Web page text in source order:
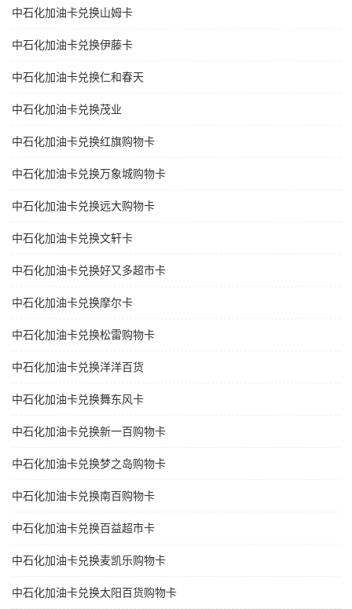
中石化加油卡兑换山姆卡
中石化加油卡兑换伊藤卡
中石化加油卡兑换仁和春天
中石化加油卡兑换茂业
中石化加油卡兑换红旗购物卡
中石化加油卡兑换万象城购物卡
中石化加油卡兑换远大购物卡
中石化加油卡兑换文轩卡
中石化加油卡兑换好又多超市卡
中石化加油卡兑换摩尔卡
中石化加油卡兑换松雷购物卡
中石化加油卡兑换洋洋百货
中石化加油卡兑换舞东风卡
中石化加油卡兑换新一百购物卡
中石化加油卡兑换梦之岛购物卡
中石化加油卡兑换南百购物卡
中石化加油卡兑换百益超市卡
中石化加油卡兑换麦凯乐购物卡
中石化加油卡兑换太阳百货购物卡